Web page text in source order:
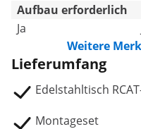
Aufbau erforderlich
Ja
Weitere
Lieferumfang
Edelstahltisch
Montageset